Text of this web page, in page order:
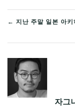
글
탐
색
← 지난 주말 일본 아키
자그